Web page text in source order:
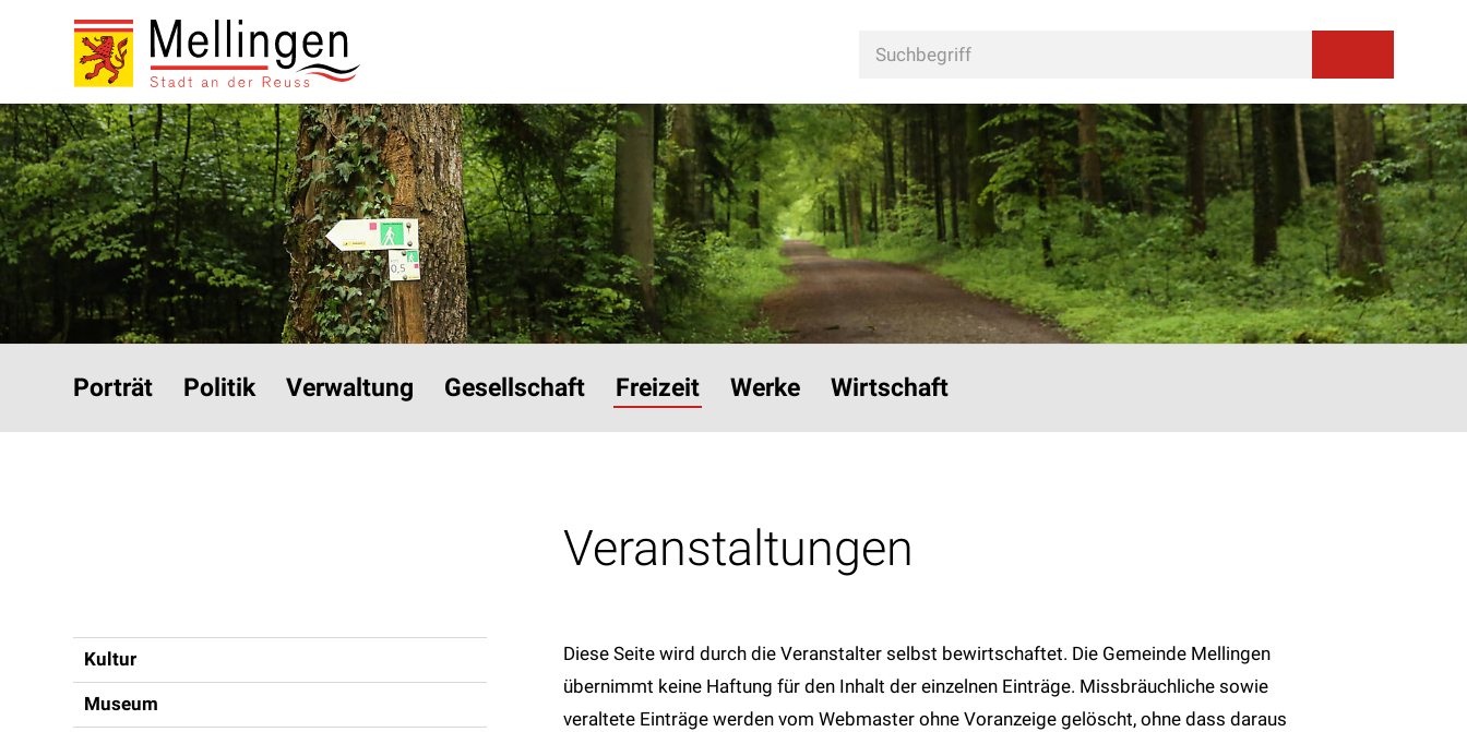
Navigieren in Mellingen
Schnellnavigation
Suchbegriff
Porträt
Politik Verwaltung Gesellschaft Freizeit Werke Wirtschaft
Inhaltsnavigation
Kultur
Museum
Veranstaltungen
Diese Seite wird durch die Veranstalter selbst bewirtschaftet. Die Gemeinde Mellingen
übernimmt keine Haftung für den Inhalt der einzelnen Einträge. Missbräuchliche sowie
veraltete Einträge werden vom Webmaster ohne Voranzeige gelöscht, ohne dass daraus